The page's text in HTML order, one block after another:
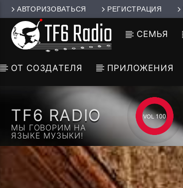
АВТОРИЗОВАТЬСЯ РЕГИСТРАЦИЯ
СЕМЬЯ
ОТ СОЗДАТЕЛЯ ПРИЛОЖЕНИЯ
TF6 RADIO
МЫ ГОВОРИМ НА
ЯЗЫКЕ МУЗЫКИ!
100